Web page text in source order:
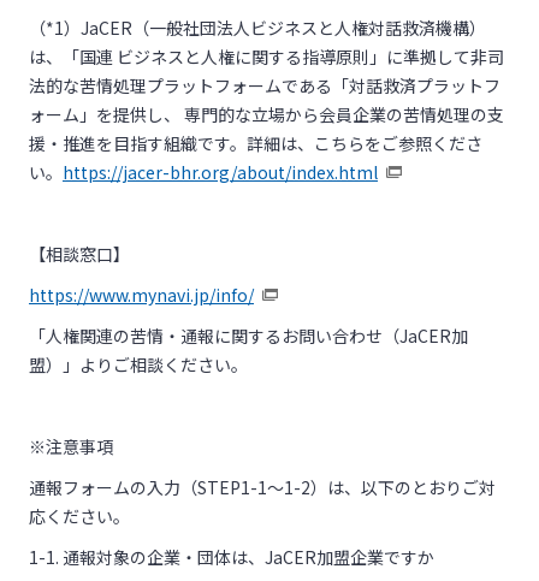
（*1）JaCER（一般社団法人ビジネスと人権対話救済機構）
は、「国連 ビジネスと人権に関する指導原則」に準拠して非司
法的な苦情処理プラットフォームである「対話救済プラットフ
ォーム」を提供し、 専門的な立場から会員企業の苦情処理の支
援・推進を目指す組織です。詳細は、こちらをご参照くださ
い。 https://jacer-bhr.org/about/index.html
【相談窓口】
https://www.mynavi.jp/info/
「人権関連の苦情・通報に関するお問い合わせ（JaCER加
盟）」よりご相談ください。
※注意事項
通報フォームの入力（STEP1-1～1-2）は、以下のとおりご対
応ください。
1-1. 通報対象の企業・団体は、JaCER加盟企業ですか